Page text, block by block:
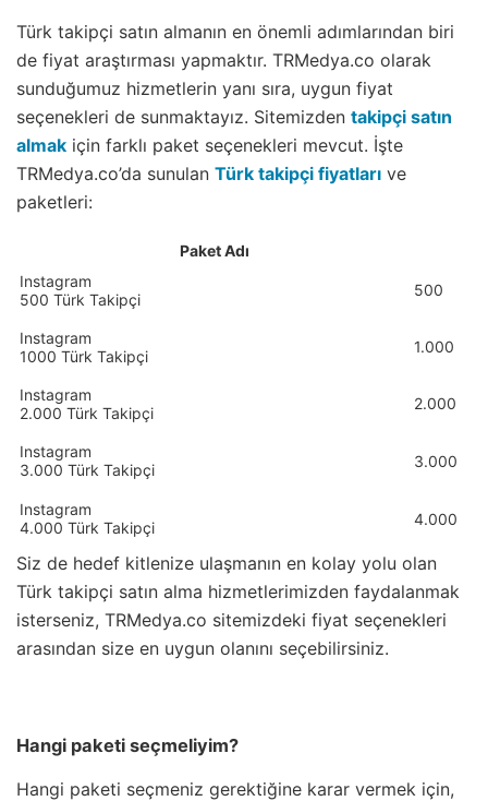
Türk takipçi satın almanın en önemli adımlarından biri
de fiyat araştırması yapmaktır. TRMedya.co olarak
sunduğumuz hizmetlerin yanı sıra, uygun fiyat
seçenekleri de sunmaktayız. Sitemizden takipçi satın
almak için farklı paket seçenekleri mevcut. İşte
TRMedya.co’da sunulan Türk takipçi fiyatları ve
paketleri:
Paket Adı
Instagram
500 Türk Takipçi
500
Instagram
1000 Türk Takipçi
1.000
Instagram
2.000 Türk Takipçi
2.000
Instagram
3.000 Türk Takipçi
3.000
Instagram
4.000 Türk Takipçi
4.000
Siz de hedef kitlenize ulaşmanın en kolay yolu olan
Türk takipçi satın alma hizmetlerimizden faydalanmak
isterseniz, TRMedya.co sitemizdeki fiyat seçenekleri
arasından size en uygun olanını seçebilirsiniz.
Hangi paketi seçmeliyim?
Hangi paketi seçmeniz gerektiğine karar vermek için,